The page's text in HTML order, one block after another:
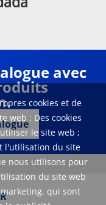
cookies et de
web : Des cookies
le site web ;
l'utilisation du site
nous utilisons pour
du site web
qui sont
avec